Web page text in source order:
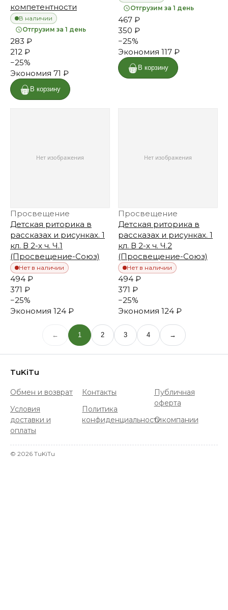
компетентности
В наличии
Отгрузим за 1 день
283 ₽
212 ₽
−25%
Экономия 71 ₽
В корзину
Отгрузим за 1 день
467 ₽
350 ₽
−25%
Экономия 117 ₽
В корзину
Просвещение
Детская риторика в
рассказах и рисунках. 1
кл. В 2-х ч. Ч.1
(Просвещение-Союз)
Нет в наличии
494 ₽
371 ₽
−25%
Экономия 124 ₽
Просвещение
Детская риторика в
рассказах и рисунках. 1
кл. В 2-х ч. Ч.2
(Просвещение-Союз)
Нет в наличии
494 ₽
371 ₽
−25%
Экономия 124 ₽
← 1 2 3 4 →
TuKiTu
Обмен и возврат
Условия
доставки и
оплаты
Контакты
Политика
конфиденциальности
Публичная
оферта
О компании
© 2026 TuKiTu